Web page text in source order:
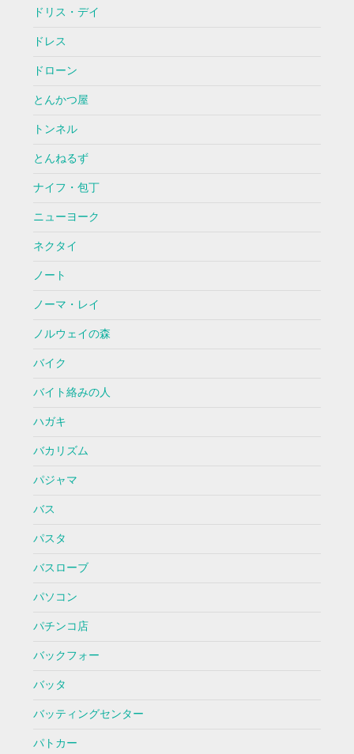
ドリス・デイ
ドレス
ドローン
とんかつ屋
トンネル
とんねるず
ナイフ・包丁
ニューヨーク
ネクタイ
ノート
ノーマ・レイ
ノルウェイの森
バイク
バイト絡みの人
ハガキ
バカリズム
パジャマ
バス
パスタ
バスローブ
パソコン
パチンコ店
バックフォー
バッタ
バッティングセンター
パトカー